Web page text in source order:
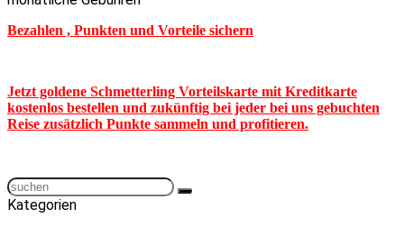
Bezahlen , Punkten und Vorteile sichern
Jetzt goldene Schmetterling Vorteilskarte mit Kreditkarte
kostenlos bestellen und zukünftig bei jeder bei uns gebuchten
Reise zusätzlich Punkte sammeln und profitieren.
Kategorien